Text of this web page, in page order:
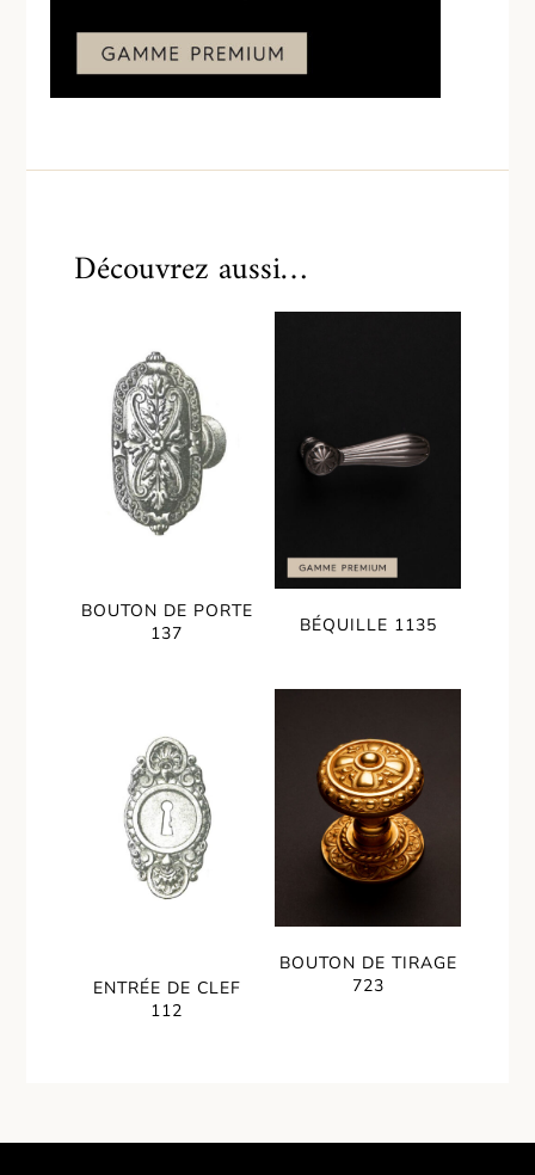
Découvrez aussi…
BOUTON DE PORTE
137
BÉQUILLE 1135
ENTRÉE DE CLEF
112
BOUTON DE TIRAGE
723